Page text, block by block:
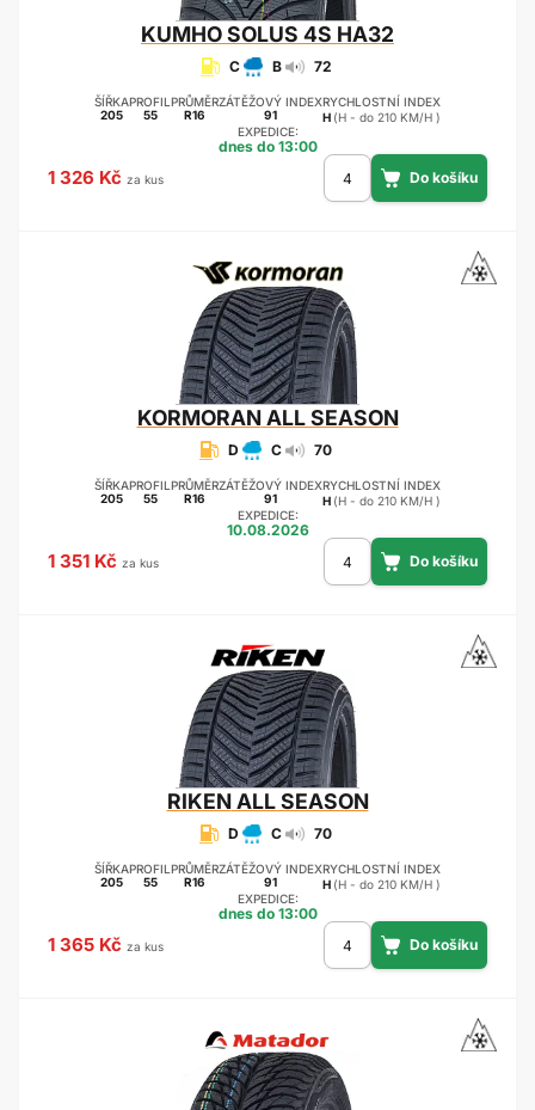
KUMHOSOLUS 4S HA32
C B 72
ŠÍŘKA
205
PROFIL
55
PRŮMĚR
R16
ZÁTĚŽOVÝ INDEX
91
RYCHLOSTNÍ INDEX
H (H - do 210 KM/H )
EXPEDICE:
dnes do 13:00
1 326 Kč za kus
KORMORANALL SEASON
D C 70
ŠÍŘKA
205
PROFIL
55
PRŮMĚR
R16
ZÁTĚŽOVÝ INDEX
91
RYCHLOSTNÍ INDEX
H (H - do 210 KM/H )
EXPEDICE:
10.08.2026
1 351 Kč za kus
RIKENALL SEASON
D C 70
ŠÍŘKA
205
PROFIL
55
PRŮMĚR
R16
ZÁTĚŽOVÝ INDEX
91
RYCHLOSTNÍ INDEX
H (H - do 210 KM/H )
EXPEDICE:
dnes do 13:00
1 365 Kč za kus